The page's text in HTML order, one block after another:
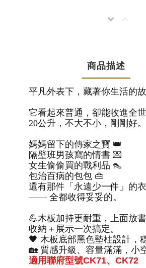
商品描述
平凡外表下，藏著你生活的
它看起來普通，卻能收進全
20公升，不大不小，剛剛好。
媽媽留下的傳家之寶 👑
隔壁班男孩寫的情書 💌
女生偷偷買的戰利品 👠
包治百病的包包 👜
還有那件「永遠少一件」的
—— 全都收得妥妥的。
💪木板加持更耐重，上面放
收納＋展示一次搞定。
🖤 木板底部黑色墊柱設計，
🏡 質感升級、容量滿滿，小
適用聯府型號CK71、 CK72